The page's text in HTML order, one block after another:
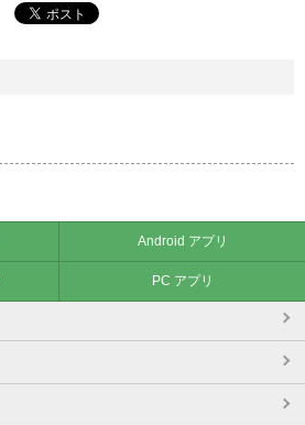
Android アプリ
PC アプリ